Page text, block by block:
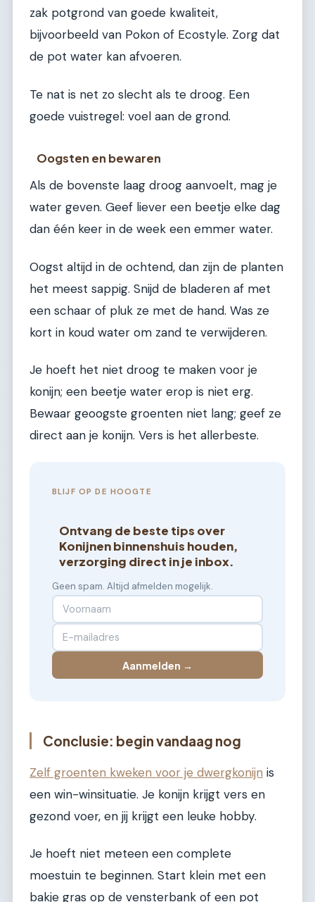
zak potgrond van goede kwaliteit,
bijvoorbeeld van Pokon of Ecostyle. Zorg dat
de pot water kan afvoeren.
Te nat is net zo slecht als te droog. Een
goede vuistregel: voel aan de grond.
Oogsten en bewaren
Als de bovenste laag droog aanvoelt, mag je
water geven. Geef liever een beetje elke dag
dan één keer in de week een emmer water.
Oogst altijd in de ochtend, dan zijn de planten
het meest sappig. Snijd de bladeren af met
een schaar of pluk ze met de hand. Was ze
kort in koud water om zand te verwijderen.
Je hoeft het niet droog te maken voor je
konijn; een beetje water erop is niet erg.
Bewaar geoogste groenten niet lang; geef ze
direct aan je konijn. Vers is het allerbeste.
BLIJF OP DE HOOGTE
Ontvang de beste tips over
Konijnen binnenshuis houden,
verzorging direct in je inbox.
Geen spam. Altijd afmelden mogelijk.
Aanmelden →
Conclusie: begin vandaag nog
Zelf groenten kweken voor je dwergkonijn is
een win-winsituatie. Je konijn krijgt vers en
gezond voer, en jij krijgt een leuke hobby.
Je hoeft niet meteen een complete
moestuin te beginnen. Start klein met een
bakje gras op de vensterbank of een pot